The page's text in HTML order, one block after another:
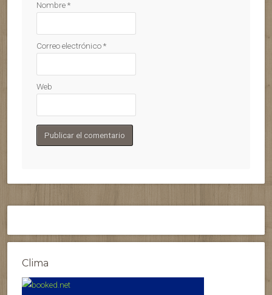
Nombre*
Correo electrónico*
Web
Clima